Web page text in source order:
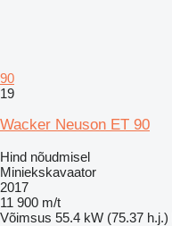
90
19
Wacker Neuson ET 90
Hind nõudmisel
Miniekskavaator
2017
11 900 m/t
Võimsus 55.4 kW (75.37 h.j.)